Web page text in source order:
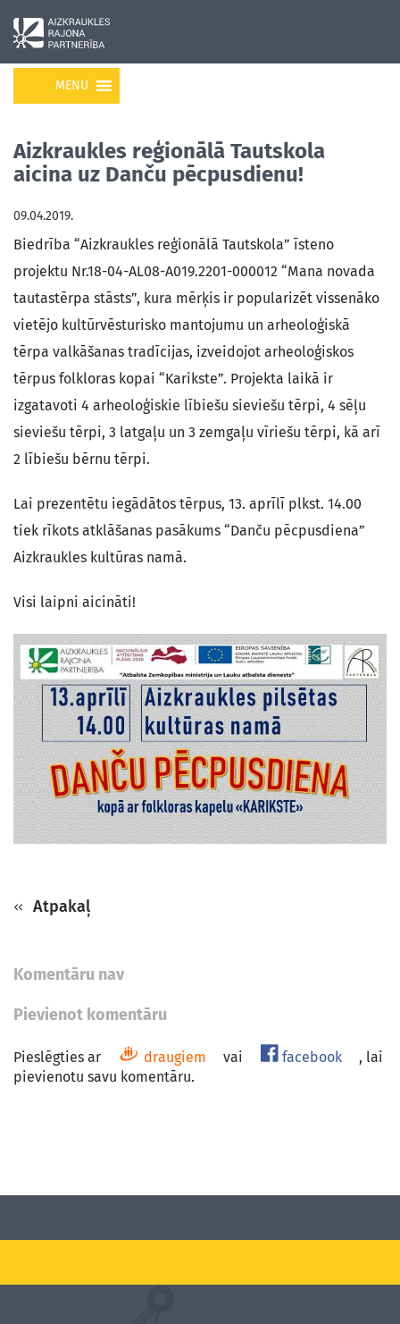
MENU
Aizkraukles reģionālā Tautskola
aicina uz Danču pēcpusdienu!
09.04.2019.
Biedrība “Aizkraukles reģionālā Tautskola” īsteno
projektu Nr.18-04-AL08-A019.2201-000012 “Mana novada
tautastērpa stāsts”, kura mērķis ir popularizēt vissenāko
vietējo kultūrvēsturisko mantojumu un arheoloģiskā
tērpa valkāšanas tradīcijas, izveidojot arheoloģiskos
tērpus folkloras kopai “Karikste”. Projekta laikā ir
izgatavoti 4 arheoloģiskie lībiešu sieviešu tērpi, 4 sēļu
sieviešu tērpi, 3 latgaļu un 3 zemgaļu vīriešu tērpi, kā arī
2 lībiešu bērnu tērpi.
Lai prezentētu iegādātos tērpus, 13. aprīlī plkst. 14.00
tiek rīkots atklāšanas pasākums “Danču pēcpusdiena”
Aizkraukles kultūras namā.
Visi laipni aicināti!
Atpakaļ
Komentāru nav
Pievienot komentāru
Pieslēgties ar draugiem vai facebook
, lai
pievienotu savu komentāru.